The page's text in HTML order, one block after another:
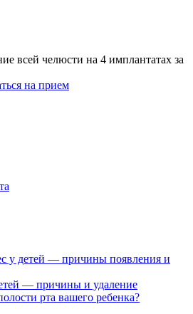
всей челюсти на 4 имплантатах за
на прием
у детей — причины появления и
— причины и удаление
рта вашего ребенка?